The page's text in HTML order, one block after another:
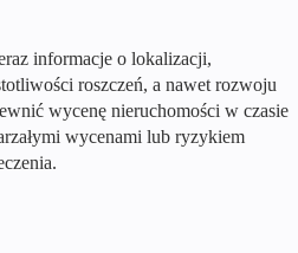
informacje o lokalizacji,
roszczeń, a nawet rozwoju
wycenę nieruchomości w czasie
wycenami lub ryzykiem